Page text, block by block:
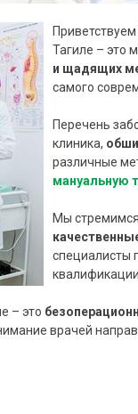
Тагиле – это
и щадящих
самого
Перечень
клиника,
различные
мануальную
Мы
специалисты
– это
врачей